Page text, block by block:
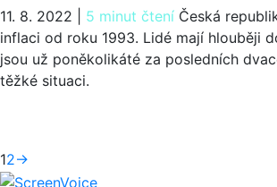
11. 8. 2022 5 minut čtení Česká
inflaci od roku 1993. Lidé mají hlouběji
jsou už poněkolikáté za posledních
těžké situaci.
12→